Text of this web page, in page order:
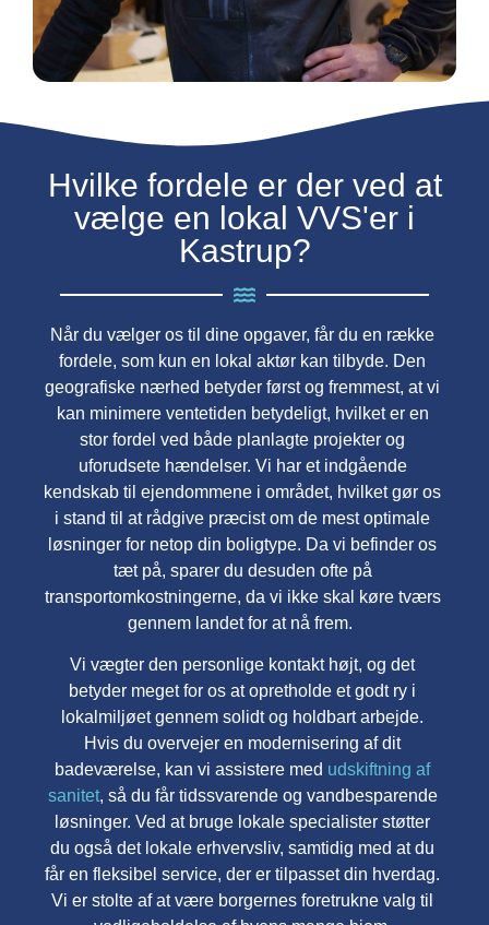
Hvilke fordele er der ved at
vælge en lokal VVS'er i
Kastrup?
Når du vælger os til dine opgaver, får du en række
fordele, som kun en lokal aktør kan tilbyde. Den
geografiske nærhed betyder først og fremmest, at vi
kan minimere ventetiden betydeligt, hvilket er en
stor fordel ved både planlagte projekter og
uforudsete hændelser. Vi har et indgående
kendskab til ejendommene i området, hvilket gør os
i stand til at rådgive præcist om de mest optimale
løsninger for netop din boligtype. Da vi befinder os
tæt på, sparer du desuden ofte på
transportomkostningerne, da vi ikke skal køre tværs
gennem landet for at nå frem.
Vi vægter den personlige kontakt højt, og det
betyder meget for os at opretholde et godt ry i
lokalmiljøet gennem solidt og holdbart arbejde.
Hvis du overvejer en modernisering af dit
badeværelse, kan vi assistere med udskiftning af
sanitet, så du får tidssvarende og vandbesparende
løsninger. Ved at bruge lokale specialister støtter
du også det lokale erhvervsliv, samtidig med at du
får en fleksibel service, der er tilpasset din hverdag.
Vi er stolte af at være borgernes foretrukne valg til